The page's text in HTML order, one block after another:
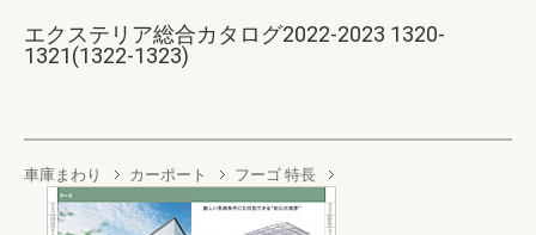
エクステリア総合カタログ2022-2023 1320-
1321(1322-1323)
車庫まわり カーポート フーゴ 特長